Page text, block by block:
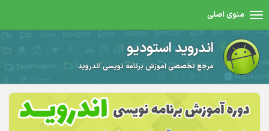
منوی اصلی
اندروید استودیو
مرجع تخصصی آموزش برنامه نویسی اندروید